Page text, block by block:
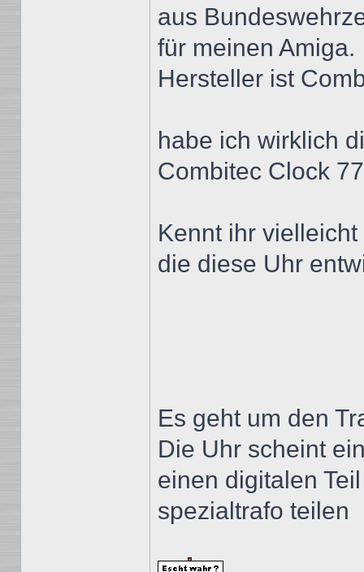
aus
für meinen Amiga.
Hersteller ist
habe ich wirklich
Combitec Clock
Kennt ihr
die diese Uhr
Es geht um den
Die Uhr scheint
einen digitalen
spezialtrafo teilen